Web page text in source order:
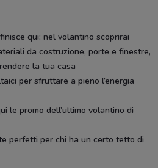
qui: nel volantino scoprirai
da costruzione, porte e finestre,
la tua casa
per sfruttare a pieno l’energia
le promo dell’ultimo volantino di
perfetti per chi ha un certo tetto di